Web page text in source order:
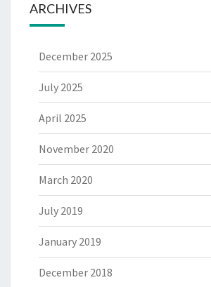
ARCHIVES
December 2025
July 2025
April 2025
November 2020
March 2020
July 2019
January 2019
December 2018